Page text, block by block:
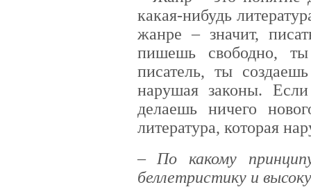
какая-нибудь
жанре – значит,
пишешь свободно,
писатель, ты
нарушая законы.
делаешь ничего
литература, которая
– По какому
беллетристику и